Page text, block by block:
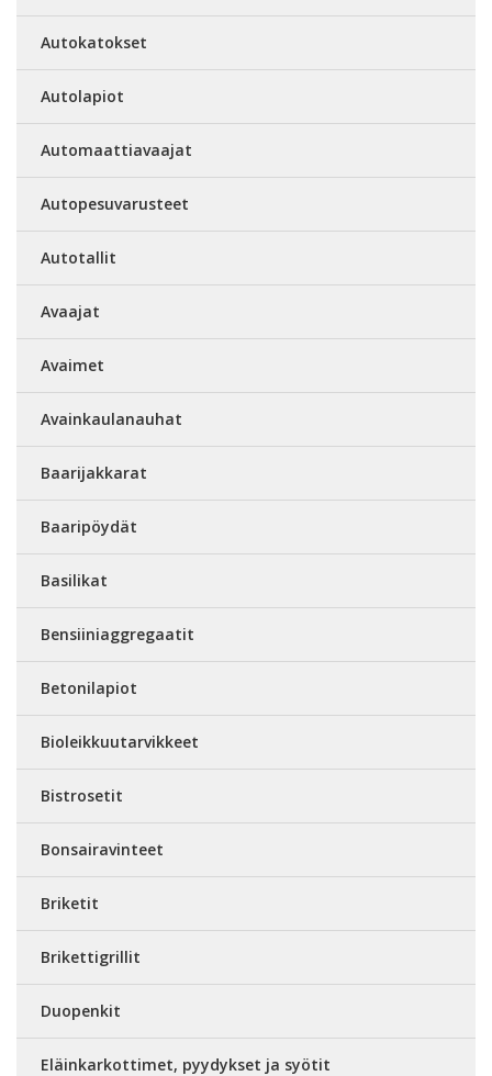
Autokatokset
Autolapiot
Automaattiavaajat
Autopesuvarusteet
Autotallit
Avaajat
Avaimet
Avainkaulanauhat
Baarijakkarat
Baaripöydät
Basilikat
Bensiiniaggregaatit
Betonilapiot
Bioleikkuutarvikkeet
Bistrosetit
Bonsairavinteet
Briketit
Brikettigrillit
Duopenkit
Eläinkarkottimet, pyydykset ja syötit